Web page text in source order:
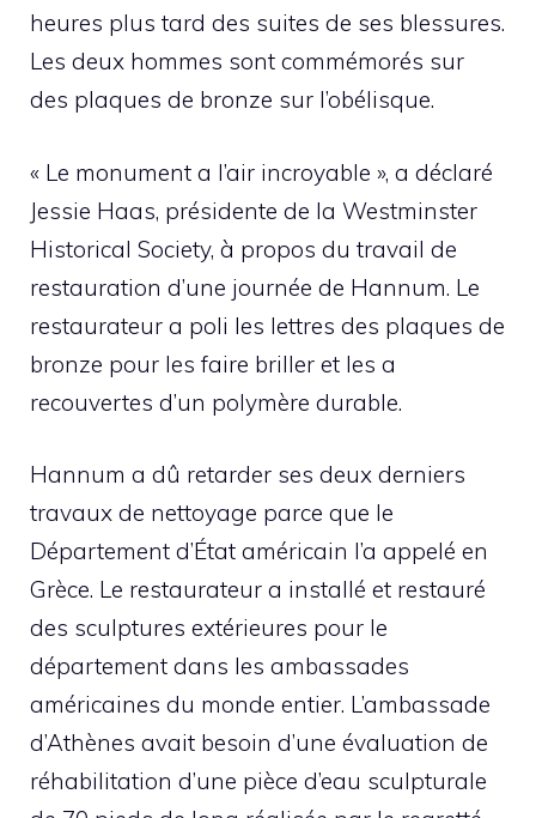
heures plus tard des suites de ses blessures.
Les deux hommes sont commémorés sur
des plaques de bronze sur l’obélisque.
« Le monument a l’air incroyable », a déclaré
Jessie Haas, présidente de la Westminster
Historical Society, à propos du travail de
restauration d’une journée de Hannum. Le
restaurateur a poli les lettres des plaques de
bronze pour les faire briller et les a
recouvertes d’un polymère durable.
Hannum a dû retarder ses deux derniers
travaux de nettoyage parce que le
Département d’État américain l’a appelé en
Grèce. Le restaurateur a installé et restauré
des sculptures extérieures pour le
département dans les ambassades
américaines du monde entier. L’ambassade
d’Athènes avait besoin d’une évaluation de
réhabilitation d’une pièce d’eau sculpturale